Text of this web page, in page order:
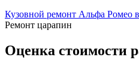
Кузовной ремонт Альфа Ромео
Ремонт царапин
Оценка стоимости